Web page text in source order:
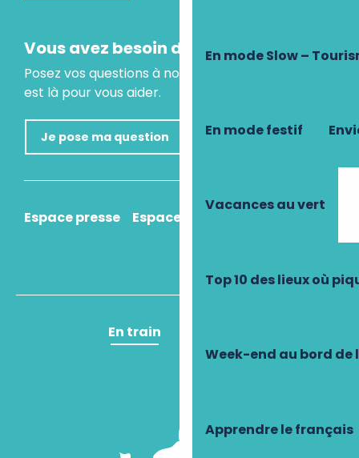
En mode Slow –
En mode festif
Vacances au vert
Top 10 des lieux où
Week-end au bord de
Apprendre le français
Vous avez besoin d'un conseil ?
Posez vos questions à notre assistant virtuel, il
est là pour vous aider.
Je pose ma question
Espace presse Espace pro
En train